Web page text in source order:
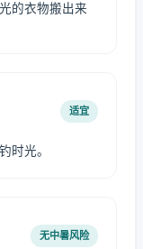
的衣物搬出来
适宜
时光。
无中暑风险